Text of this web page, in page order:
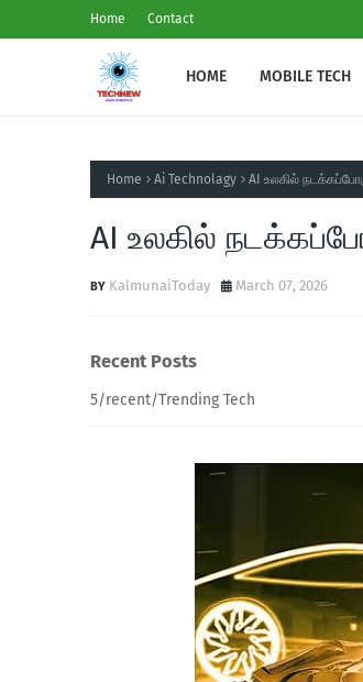
Home Contact
HOME MOBILE TECH
Home Ai Technolagy AI உலகில்
AI உலகில்
KalmunaiToday March 07, 2026
Recent Posts
5/recent/Trending Tech